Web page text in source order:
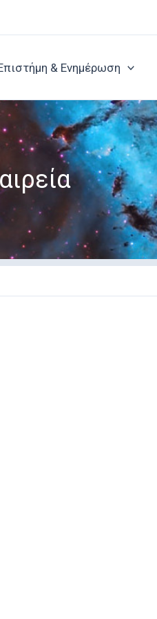
& Ενημέρωση